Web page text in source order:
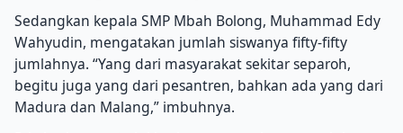
Sedangkan kepala SMP Mbah Bolong, Muhammad Edy
Wahyudin, mengatakan jumlah siswanya fifty-fifty
jumlahnya. “Yang dari masyarakat sekitar separoh,
begitu juga yang dari pesantren, bahkan ada yang dari
Madura dan Malang,” imbuhnya.